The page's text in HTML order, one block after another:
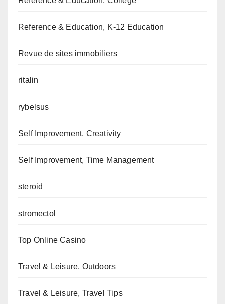
Reference & Education, K-12 Education
Revue de sites immobiliers
ritalin
rybelsus
Self Improvement, Creativity
Self Improvement, Time Management
steroid
stromectol
Top Online Casino
Travel & Leisure, Outdoors
Travel & Leisure, Travel Tips